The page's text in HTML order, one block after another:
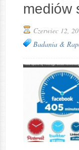
mediów
Czerwiec 12,
Badania &